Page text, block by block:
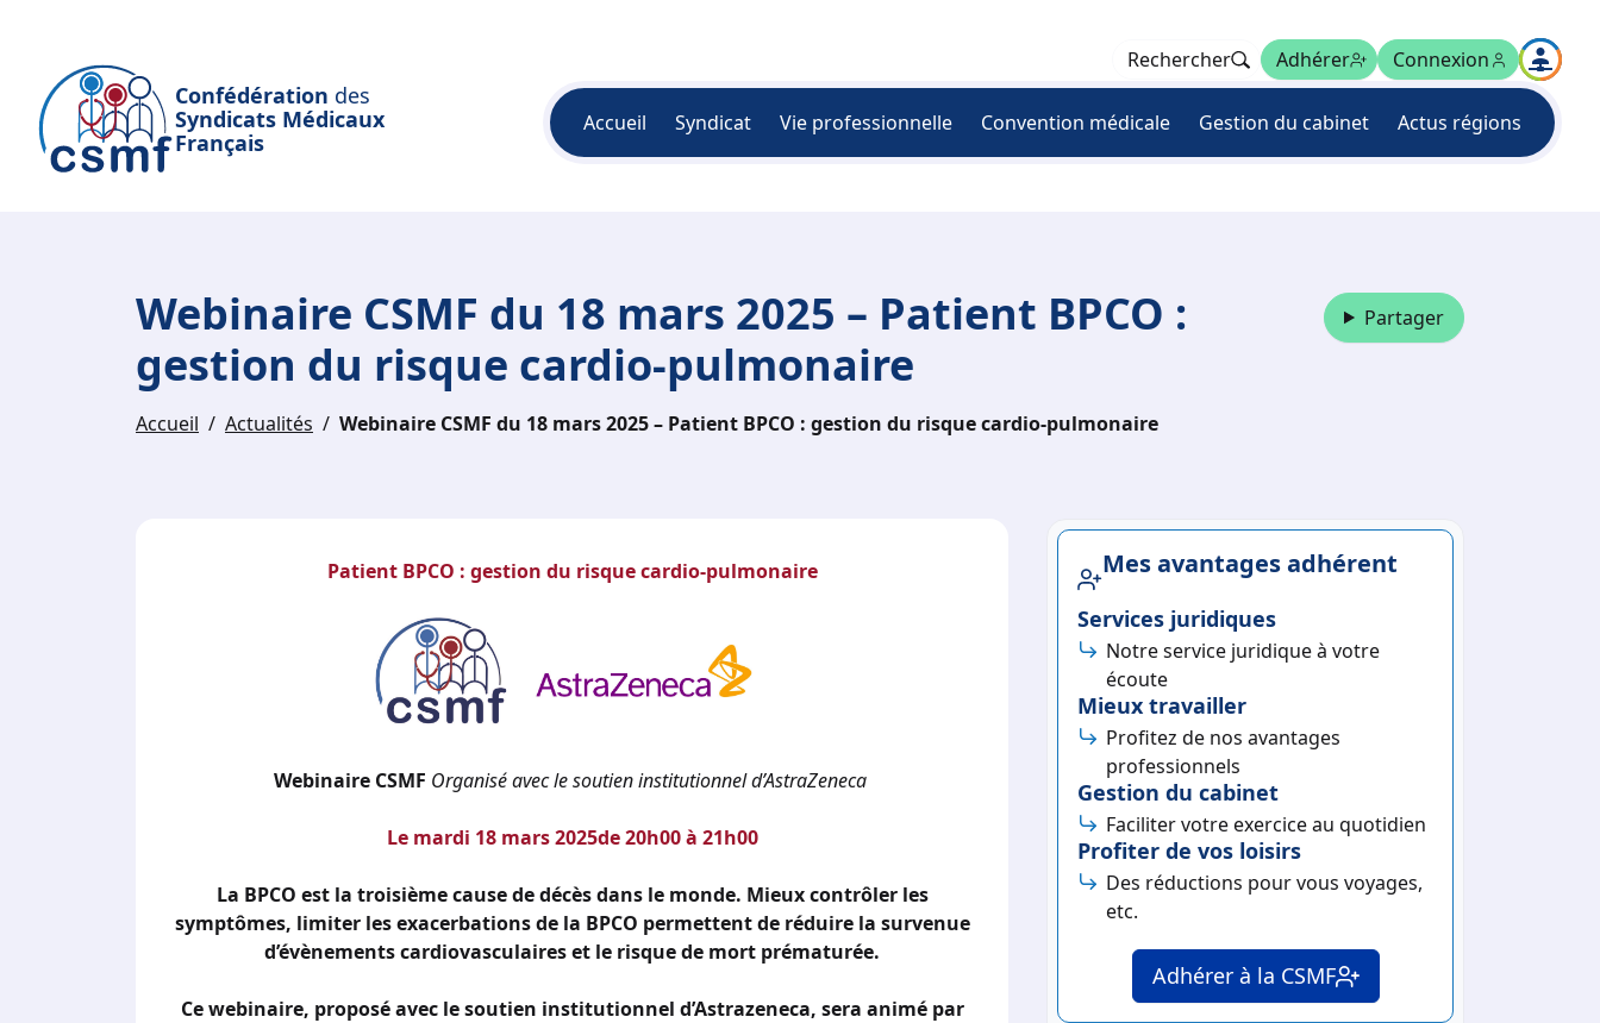
Confédération des
Syndicats Médicaux
Français
Accueil Syndicat Vie professionnelle Convention médicale Gestion du cabinet Actus régions
Rechercher Adhérer Connexion
Webinaire CSMF du 18 mars 2025 – Patient BPCO :
gestion du risque cardio-pulmonaire
Accueil Actualités Webinaire CSMF du 18 mars 2025 – Patient BPCO : gestion du risque cardio-pulmonaire
Partager
Patient BPCO : gestion du risque cardio-pulmonaire
Webinaire CSMF Organisé avec le soutien institutionnel d’AstraZeneca
Le mardi 18 mars 2025de 20h00 à 21h00
La BPCO est la troisième cause de décès dans le monde. Mieux contrôler les
symptômes, limiter les exacerbations de la BPCO permettent de réduire la survenue
d’évènements cardiovasculaires et le risque de mort prématurée.
Ce webinaire, proposé avec le soutien institutionnel d’Astrazeneca, sera animé par
Mes avantages adhérent
Services juridiques
Notre service juridique à votre
écoute
Mieux travailler
Profitez de nos avantages
professionnels
Gestion du cabinet
Faciliter votre exercice au quotidien
Profiter de vos loisirs
Des réductions pour vous voyages,
etc.
Adhérer à la CSMF